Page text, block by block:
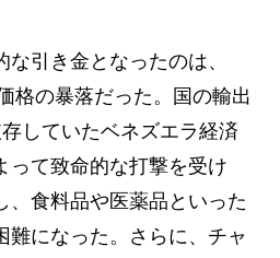
引き金となったのは、
格の暴落だった。国の輸出
していたベネズエラ経済
って致命的な打撃を受け
、食料品や医薬品といった
難になった。さらに、チャ